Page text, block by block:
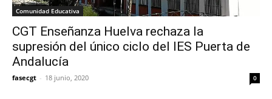
Comunidad Educativa
CGT Enseñanza Huelva rechaza la
supresión del único ciclo del IES Puerta de
Andalucía
fasecgt - 18 junio, 2020 0